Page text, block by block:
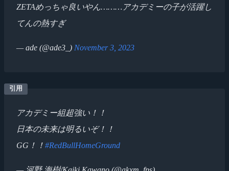
ZETAめっちゃ良いやん………アカデミーの子が活躍し
てんの熱すぎ
— ade (@ade3_) November 3, 2023
アカデミー組超強い！！
日本の未来は明るいぞ！！
GG！！ #RedBullHomeGround